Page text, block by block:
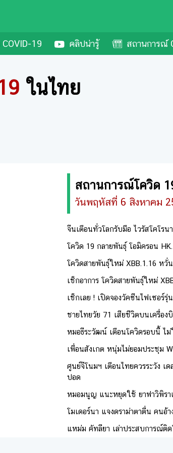
19 คลิปน่ารู้ สถานการณ์
ในไทย
สถานการณ์โควิด
วันพฤหัสที่ 6 สิงหาคม
จีนเตือนทั่วโลกรับมือ ไวรัสโคโร
โควิด 19 กลายพันธุ์ โอมิครอน
โควิดสายพันธุ์ใหม่ XBB.1.16 หวั่
เช็กอาการ โควิดสายพันธุ์ใหม่
เช็กเลย ! เปิดจองวัคซีนไฟเซอร์
ชายไทยวัย 71 เสียชีวิตบนเครื่อ
หมอธีระวัฒน์ เตือนโควิดรอบนี้ ไ
เพื่อนสังเกต หนุ่มไม่ยอมประชุม
ศูนย์จีโนมฯ เตือนไทยควรระวัง เ
ปอด
หมอมนูญ แนะหยุดใช้ ยาฟาวิพิรา
โมเดอร์นา แจงดราม่าตาตื่น คนอ้
แหม่ม คัทลียา เล่าประสบการณ์ติ